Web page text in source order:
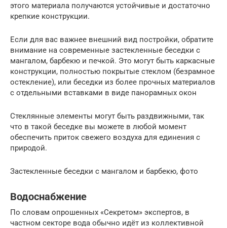
этого материала получаются устойчивые и достаточно
крепкие конструкции.
Если для вас важнее внешний вид постройки, обратите
внимание на современные застекленные беседки с
мангалом, барбекю и печкой. Это могут быть каркасные
конструкции, полностью покрытые стеклом (безрамное
остекление), или беседки из более прочных материалов
с отдельными вставками в виде панорамных окон
Стеклянные элементы могут быть раздвижными, так
что в такой беседке вы можете в любой момент
обеспечить приток свежего воздуха для единения с
природой.
Застекленные беседки с мангалом и барбекю, фото
Водоснабжение
По словам опрошенных «Секретом» экспертов, в
частном секторе вода обычно идёт из коллективной